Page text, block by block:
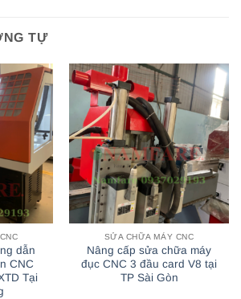
TỰ
dẫn
CNC
Tại
SỬA CHỮA MÁY CNC
Nâng cấp sửa chữa máy
đục CNC 3 đầu card V8 tại
TP Sài Gòn